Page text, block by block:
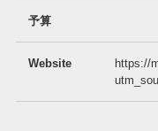
予算
Website
https://